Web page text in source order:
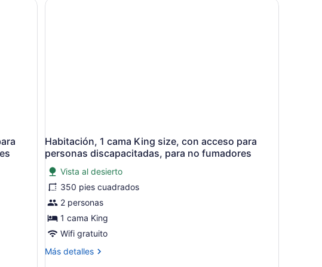
Habitación, 1 cama King size, con acceso para
personas discapacitadas, para no fumadores
Vista al desierto
350 pies cuadrados
2 personas
1 cama King
Wifi gratuito
Más detalles
Más